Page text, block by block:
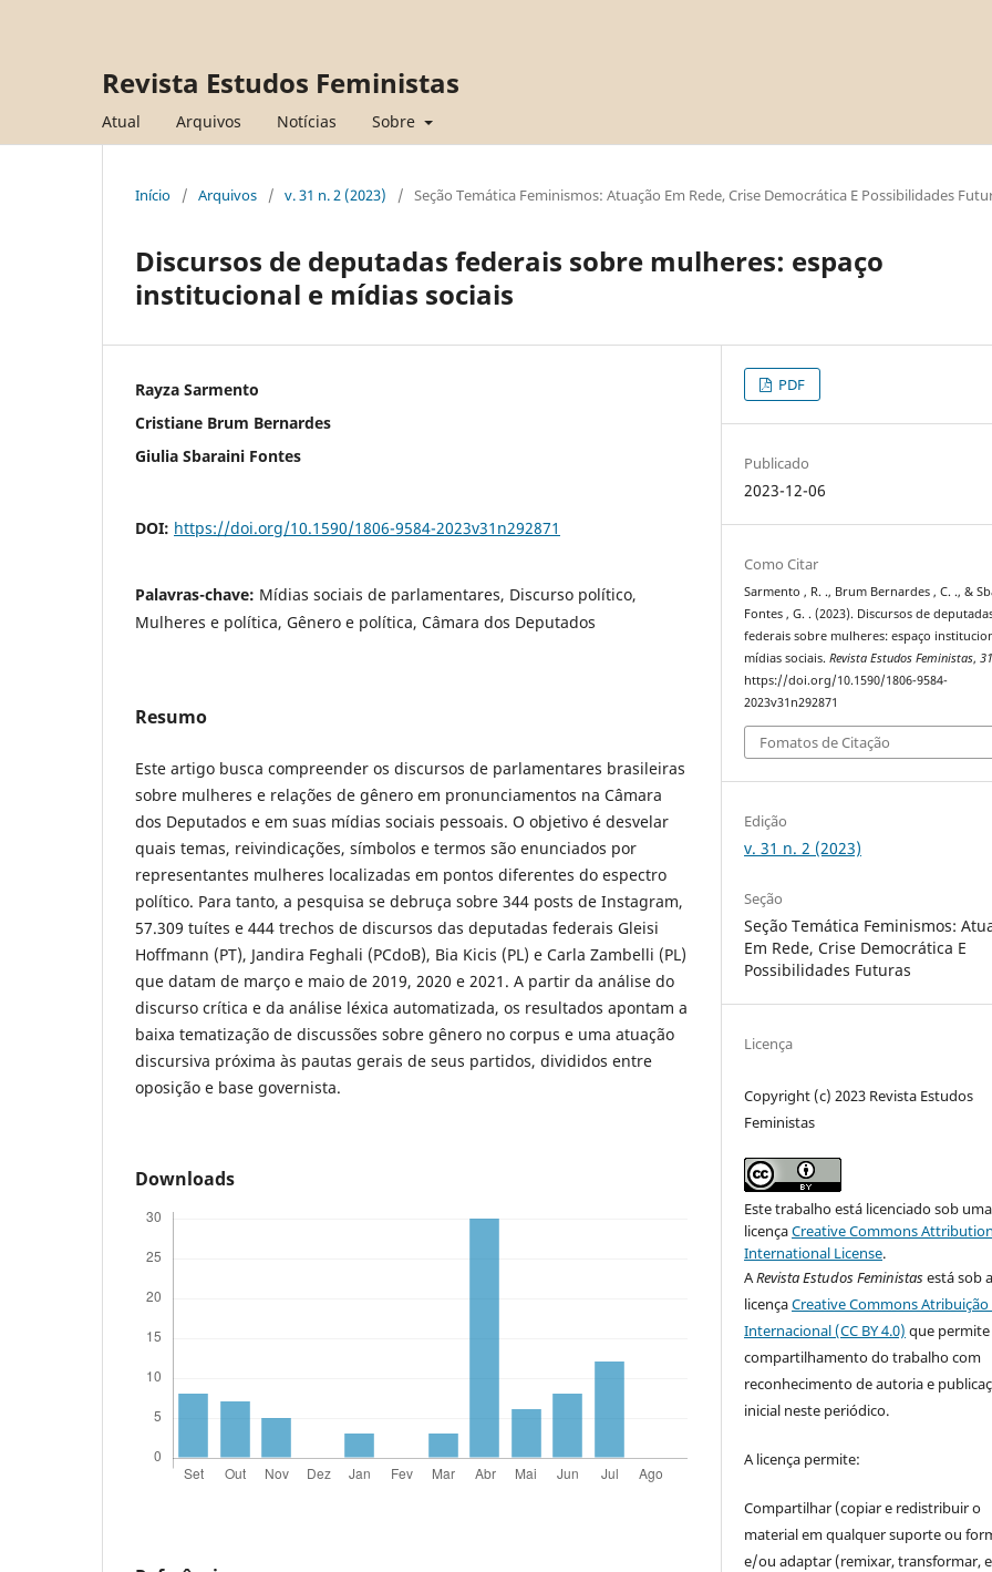
Revista Estudos Feministas
Atual Arquivos Notícias Sobre
Início / Arquivos / v. 31 n. 2 (2023) / Seção Temática Feminismos: Atuação Em Rede, Crise Democrática E Possibilidades
Discursos de deputadas federais sobre mulheres: espaço
institucional e mídias sociais
Rayza Sarmento
Cristiane Brum Bernardes
Giulia Sbaraini Fontes
DOI: https://doi.org/10.1590/1806-9584-2023v31n292871
Palavras-chave: Mídias sociais de parlamentares, Discurso político,
Mulheres e política, Gênero e política, Câmara dos Deputados
Resumo
Este artigo busca compreender os discursos de parlamentares brasileiras
sobre mulheres e relações de gênero em pronunciamentos na Câmara
dos Deputados e em suas mídias sociais pessoais. O objetivo é desvelar
quais temas, reivindicações, símbolos e termos são enunciados por
representantes mulheres localizadas em pontos diferentes do espectro
político. Para tanto, a pesquisa se debruça sobre 344 posts de Instagram,
57.309 tuítes e 444 trechos de discursos das deputadas federais Gleisi
Hoffmann (PT), Jandira Feghali (PCdoB), Bia Kicis (PL) e Carla Zambelli (PL)
que datam de março e maio de 2019, 2020 e 2021. A partir da análise do
discurso crítica e da análise léxica automatizada, os resultados apontam a
baixa tematização de discussões sobre gênero no corpus e uma atuação
discursiva próxima às pautas gerais de seus partidos, divididos entre
oposição e base governista.
Downloads
PDF
Publicado
2023-12-06
Como Citar
Sarmento , R. ., Brum Bernardes , C. ., &
Fontes , G. . (2023). Discursos de
federais sobre mulheres: espaço
mídias sociais.Revista Estudos Feministas,
https://doi.org/10.1590/1806-9584-
2023v31n292871
Fomatos de Citação
Edição
v. 31 n. 2 (2023)
Seção
Seção Temática Feminismos:
Em Rede, Crise Democrática E
Possibilidades Futuras
Licença
Copyright (c) 2023 Revista Estudos
Feministas
Este trabalho está licenciado sob uma
licençaCreative Commons
International License.
ARevista Estudos Feministasestá sob
licençaCreative Commons Atribuição
Internacional (CC BY 4.0) que
compartilhamento do trabalho com
reconhecimento de autoria e
inicial neste periódico.
A licença permite:
Compartilhar (copiar e redistribuir o
material em qualquer suporte ou
e/ou adaptar (remixar, transformar,